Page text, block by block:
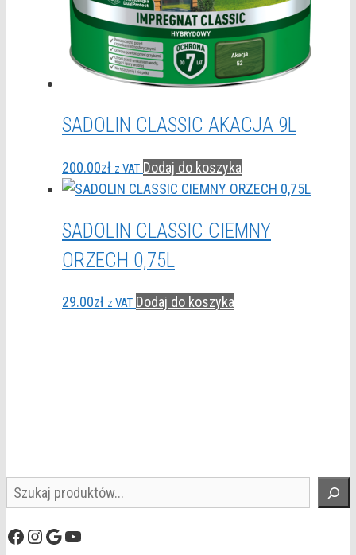
SADOLIN CLASSIC AKACJA 9L
200.00zł z VAT Dodaj do koszyka
SADOLIN CLASSIC CIEMNY
ORZECH 0,75L
29.00zł z VAT Dodaj do koszyka
Szukaj
Facebook
Instagram
GoogleYouTube